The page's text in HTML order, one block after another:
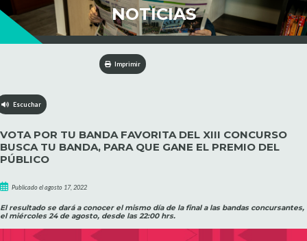
NOTICIAS
Imprimir
Escuchar
VOTA POR TU BANDA FAVORITA DEL XIII CONCURSO
BUSCA TU BANDA, PARA QUE GANE EL PREMIO DEL
PÚBLICO
Publicado el agosto 17, 2022
El resultado se dará a conocer el mismo día de la final a las bandas concursantes,
el miércoles 24 de agosto, desde las 22:00 hrs.